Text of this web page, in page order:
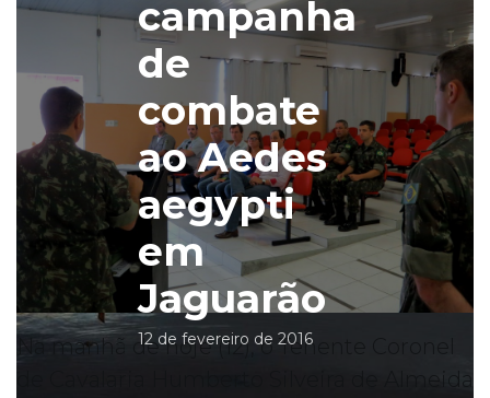
campanha
de
combate
ao Aedes
aegypti
em
Jaguarão
12 de fevereiro de 2016
Na manhã de hoje (12), o Tenente Coronel
de Cavalaria Humberto Silveira de Almeida